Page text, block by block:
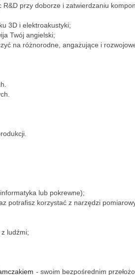
przy doborze i zatwierdzaniu
3D i elektroakustyki;
Twój angielski;
na różnorodne, angażujące i
lub pokrewne);
potrafisz korzystać z narzędzi
ludźmi;
- swoim bezpośrednim